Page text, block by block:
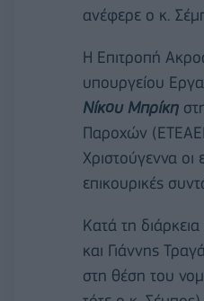
ανέφερε ο κ.
H Eπιτροπή
υπουργείου
Νίκου Μπρίκη
Παροχών
Χριστούγεννα οι
επικουρικές
Κατά τη
και Γιάννης
στη θέση του